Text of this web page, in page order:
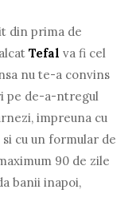
din prima de
Tefal va fi cel
nu te-a convins
pe de-a-ntregul
impreuna cu
cu un formular de
90 de zile
banii inapoi,